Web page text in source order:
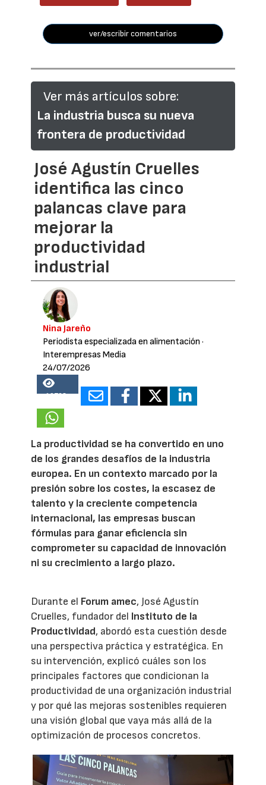
ver/escribir comentarios
Ver más artículos sobre:
La industria busca su nueva
frontera de productividad
José Agustín Cruelles
identifica las cinco
palancas clave para
mejorar la
productividad
industrial
Nina Jareño
Periodista especializada en alimentación ·
Interempresas Media
24/07/2026
19798
La productividad se ha convertido en uno
de los grandes desafíos de la industria
europea. En un contexto marcado por la
presión sobre los costes, la escasez de
talento y la creciente competencia
internacional, las empresas buscan
fórmulas para ganar eficiencia sin
comprometer su capacidad de innovación
ni su crecimiento a largo plazo.
Durante el Forum amec, José Agustín
Cruelles, fundador del Instituto de la
Productividad, abordó esta cuestión desde
una perspectiva práctica y estratégica. En
su intervención, explicó cuáles son los
principales factores que condicionan la
productividad de una organización industrial
y por qué las mejoras sostenibles requieren
una visión global que vaya más allá de la
optimización de procesos concretos.